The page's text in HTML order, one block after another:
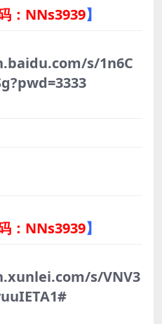
：NNs3939】
s/1n6C
：NNs3939】
s/VNV3